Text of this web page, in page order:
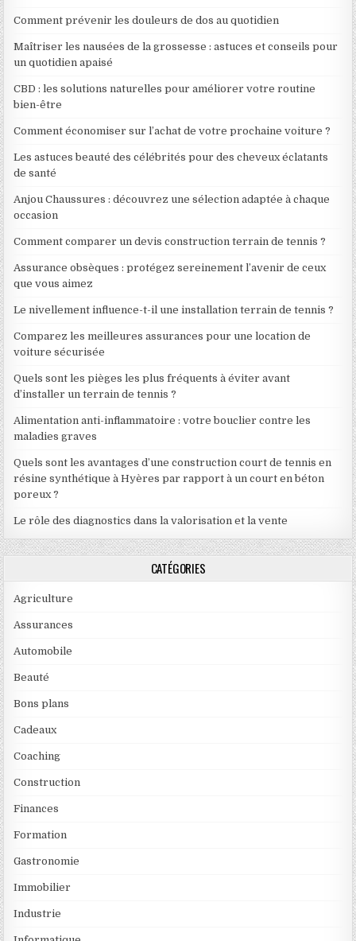
Comment prévenir les douleurs de dos au quotidien
Maîtriser les nausées de la grossesse : astuces et conseils pour
un quotidien apaisé
CBD : les solutions naturelles pour améliorer votre routine
bien-être
Comment économiser sur l’achat de votre prochaine voiture ?
Les astuces beauté des célébrités pour des cheveux éclatants
de santé
Anjou Chaussures : découvrez une sélection adaptée à chaque
occasion
Comment comparer un devis construction terrain de tennis ?
Assurance obsèques : protégez sereinement l’avenir de ceux
que vous aimez
Le nivellement influence-t-il une installation terrain de tennis ?
Comparez les meilleures assurances pour une location de
voiture sécurisée
Quels sont les pièges les plus fréquents à éviter avant
d’installer un terrain de tennis ?
Alimentation anti-inflammatoire : votre bouclier contre les
maladies graves
Quels sont les avantages d’une construction court de tennis en
résine synthétique à Hyères par rapport à un court en béton
poreux ?
Le rôle des diagnostics dans la valorisation et la vente
CATÉGORIES
Agriculture
Assurances
Automobile
Beauté
Bons plans
Cadeaux
Coaching
Construction
Finances
Formation
Gastronomie
Immobilier
Industrie